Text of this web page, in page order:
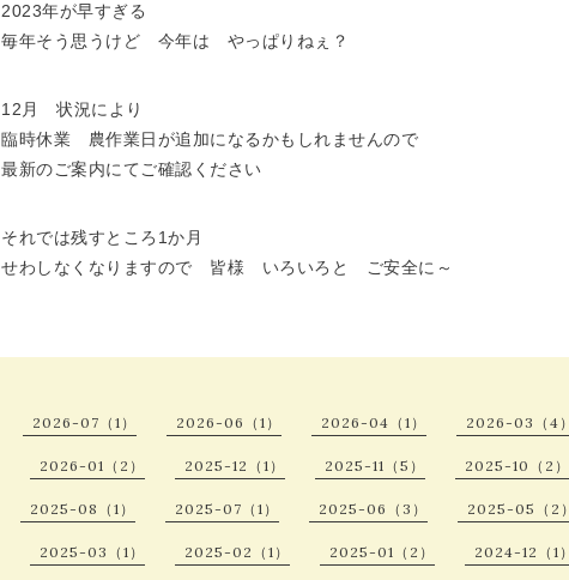
2023年が早すぎる
毎年そう思うけど 今年は やっぱりねぇ？
12月 状況により
臨時休業 農作業日が追加になるかもしれませんので
最新のご案内にてご確認ください
それでは残すところ1か月
せわしなくなりますので 皆様 いろいろと ご安全に～
2026-07（1） 2026-06（1） 2026-04（1） 2026-03（4）
2026-01（2） 2025-12（1） 2025-11（5） 2025-10（2）
2025-08（1） 2025-07（1） 2025-06（3） 2025-05（2）
2025-03（1） 2025-02（1） 2025-01（2） 2024-12（1）